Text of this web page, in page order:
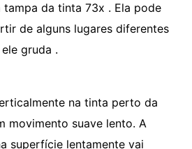
da tinta 73x . Ela pode
de alguns lugares diferentes
gruda .
na tinta perto da
movimento suave lento. A
superfície lentamente vai